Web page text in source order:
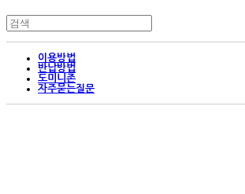
이용방법
반납방법
도미니존
자주묻는질문